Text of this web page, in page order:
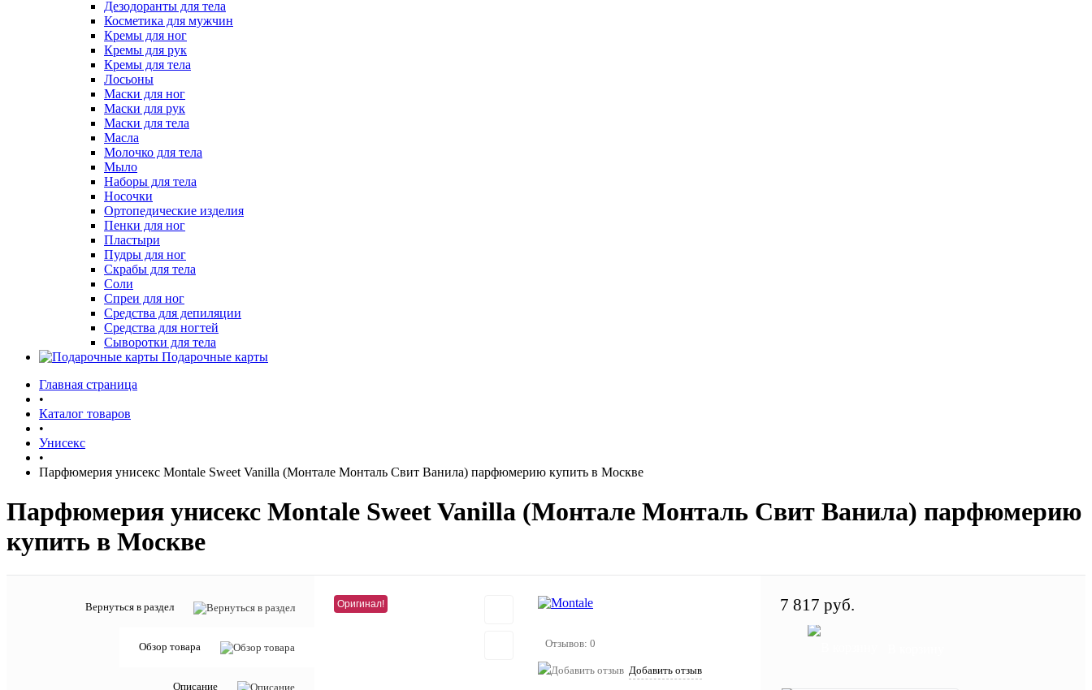
Дезодоранты для тела
Косметика для мужчин
Кремы для ног
Кремы для рук
Кремы для тела
Лосьоны
Маски для ног
Маски для рук
Маски для тела
Масла
Молочко для тела
Мыло
Наборы для тела
Носочки
Ортопедические изделия
Пенки для ног
Пластыри
Пудры для ног
Скрабы для тела
Соли
Спреи для ног
Средства для депиляции
Средства для ногтей
Сыворотки для тела
Подарочные карты
Главная страница
•
Каталог товаров
•
Унисекс
•
Парфюмерия унисекс Montale Sweet Vanilla (Монтале Монталь Свит Ванила) парфюмерию купить в Москве
Парфюмерия унисекс Montale Sweet Vanilla (Монтале Монталь Свит Ванила) парфюмерию
купить в Москве
Вернуться в раздел
Обзор товара
Описание
Оригинал!
Отзывов: 0
Добавить отзыв
7 817 руб.